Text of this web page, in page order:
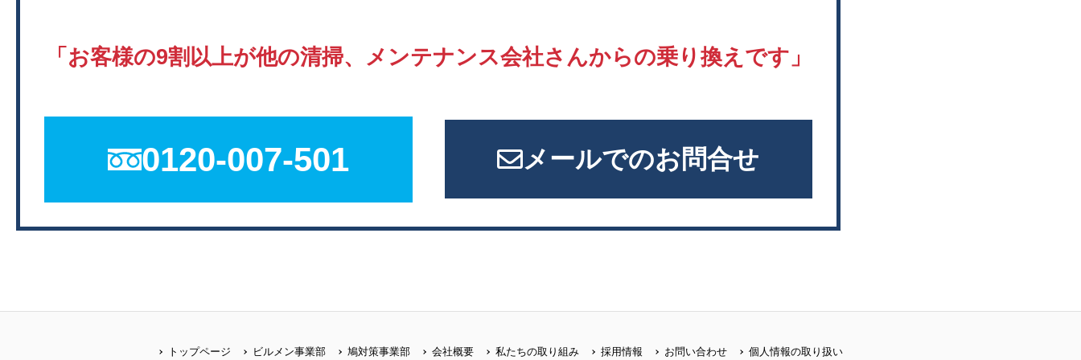
「お客様の9割以上が他の清掃、 メンテナンス会社さんからの乗り換えです」
0120-007-501 メールでのお問合せ
トップページ ビルメン事業部 鳩対策事業部 会社概要 私たちの取り組み 採用情報 お問い合わせ 個人情報の取り扱い